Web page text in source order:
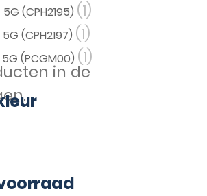
in de
(CPH2195) (1)
(CPH2197) (1)
(PCGM00) (1)